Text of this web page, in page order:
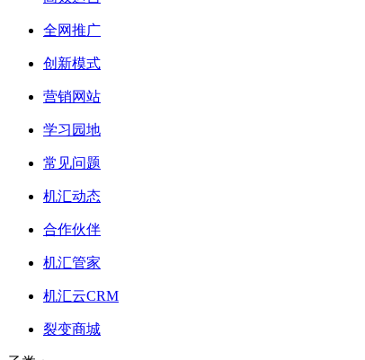
全网推广
创新模式
营销网站
学习园地
常见问题
机汇动态
合作伙伴
机汇管家
机汇云CRM
裂变商城